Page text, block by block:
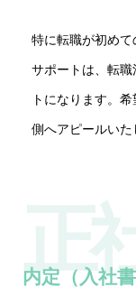
特に転職が初め
サポートは、転
トになります。
側へアピールいた
内定（入社